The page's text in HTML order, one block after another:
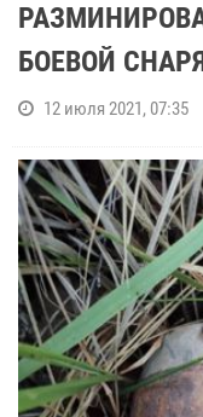
БОЕВОЙ
12 июля 2021, 07:35